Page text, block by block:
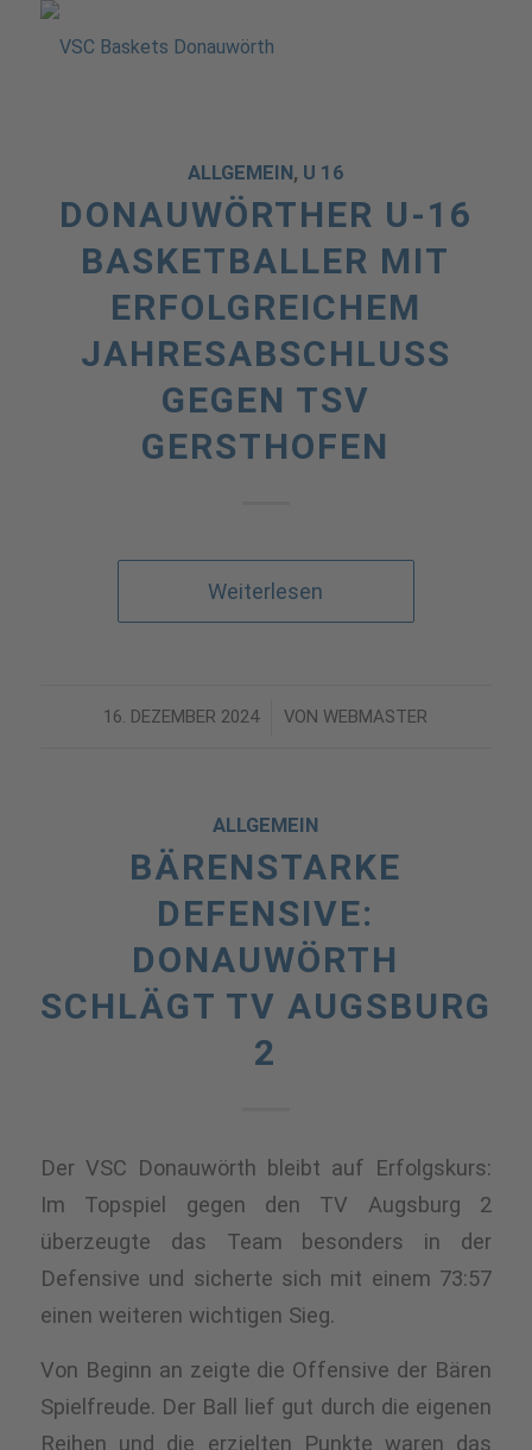
ALLGEMEIN, U 16
DONAUWÖRTHER U-16
BASKETBALLER MIT
ERFOLGREICHEM
JAHRESABSCHLUSS
GEGEN TSV
GERSTHOFEN
Weiterlesen
16. DEZEMBER 2024
/ VON WEBMASTER
ALLGEMEIN
BÄRENSTARKE
DEFENSIVE:
DONAUWÖRTH
SCHLÄGT TV AUGSBURG
2
Der VSC Donauwörth bleibt auf Erfolgskurs:
Im Topspiel gegen den TV Augsburg 2
überzeugte das Team besonders in der
Defensive und sicherte sich mit einem 73:57
einen weiteren wichtigen Sieg.
Von Beginn an zeigte die Offensive der Bären
Spielfreude. Der Ball lief gut durch die eigenen
Reihen und die erzielten Punkte waren das